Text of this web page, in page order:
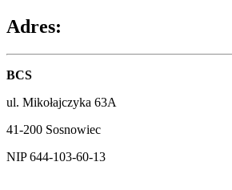
Adres:
BCS
ul. Mikołajczyka 63A
41-200 Sosnowiec
NIP 644-103-60-13